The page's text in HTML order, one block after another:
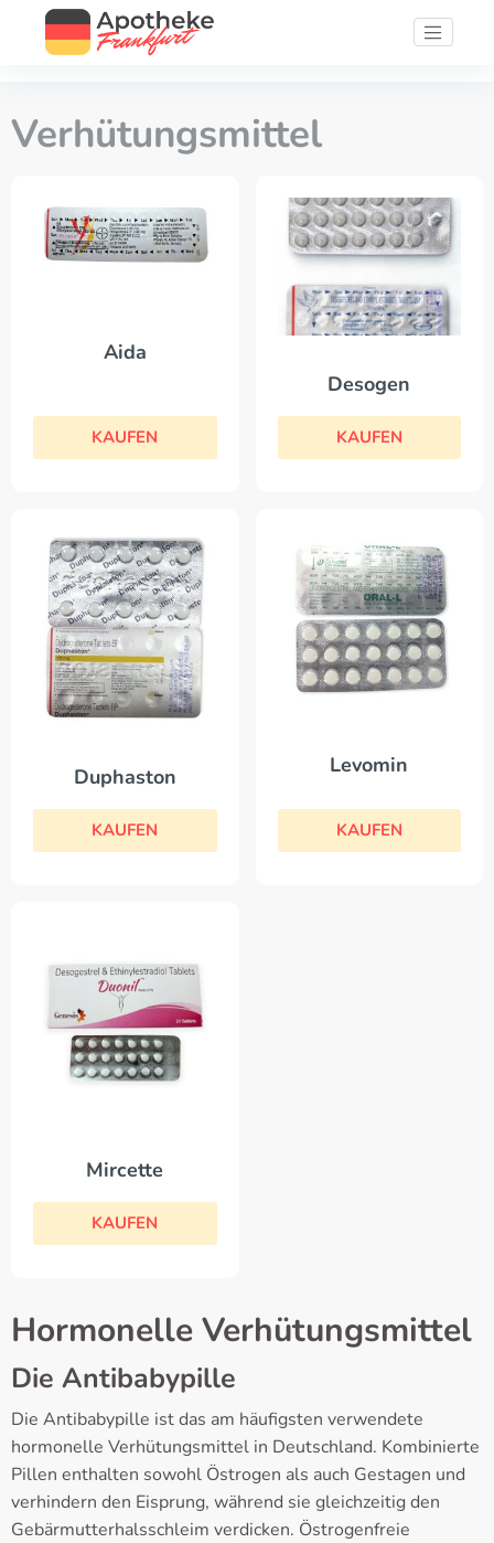
Verhütungsmittel
Aida
KAUFEN
Desogen
KAUFEN
Duphaston
KAUFEN
Levomin
KAUFEN
Mircette
KAUFEN
Hormonelle Verhütungsmittel
Die Antibabypille
Die Antibabypille ist das am häufigsten verwendete
hormonelle Verhütungsmittel in Deutschland. Kombinierte
Pillen enthalten sowohl Östrogen als auch Gestagen und
verhindern den Eisprung, während sie gleichzeitig den
Gebärmutterhalsschleim verdicken. Östrogenfreie